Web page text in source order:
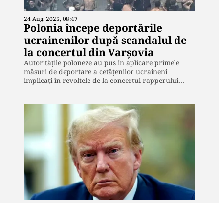
24 Aug. 2025, 08:47
Polonia începe deportările
ucrainenilor după scandalul de
la concertul din Varșovia
Autoritățile poloneze au pus în aplicare primele
măsuri de deportare a cetățenilor ucraineni
implicați în revoltele de la concertul rapperului…